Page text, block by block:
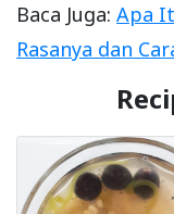
Baca Juga: Apa
Rasanya dan